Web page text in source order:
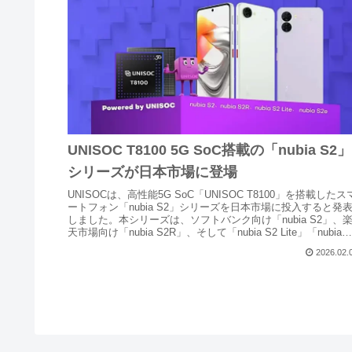
UNISOC T8100 5G SoC搭載の「nubia S2」
シリーズが日本市場に登場
UNISOCは、高性能5G SoC「UNISOC T8100」を搭載したス
ートフォン「nubia S2」シリーズを日本市場に投入すると発表
しました。本シリーズは、ソフトバンク向け「nubia S2」、楽
天市場向け「nubia S2R」、そして「nubia S2 Lite」「nubia